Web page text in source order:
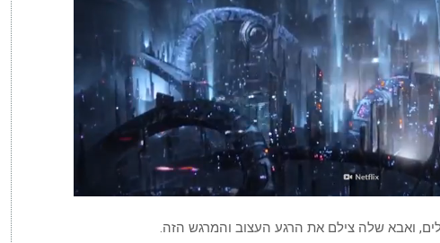
00:00 What If We Dumped Our Trash Into
ואבא שלה צילם את הרגע העצוב והמרגש הזה.